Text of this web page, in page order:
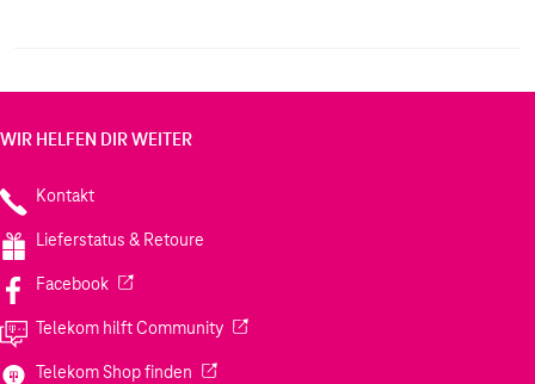
wird Abfall vermieden. Elegant, kristallklar und
Handy braucht.
WIR HELFEN DIR WEITER
Kontakt
Lieferstatus & Retoure
Facebook(Wird in einem neuen Tab geöffnet)
Telekom hilft Community(Wird in einem neuen Tab geöffnet)
Telekom Shop finden (Wird in einem neuen Tab geöffnet)